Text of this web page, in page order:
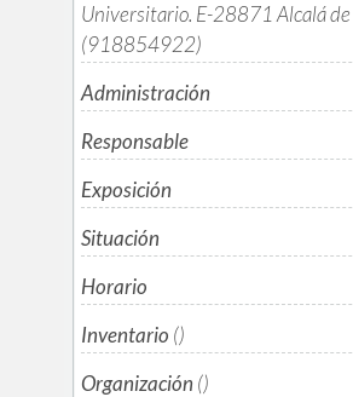
Universitario. E-28871 Alcalá
(918854922)
Administración
Responsable
Exposición
Situación
Horario
Inventario ()
Organización ()